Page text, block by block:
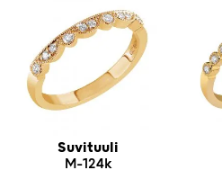
Suvituuli
M-124k